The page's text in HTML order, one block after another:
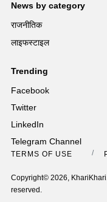
News by category
राजनीतिक
लाइफस्टाइल
Trending
Facebook
Twitter
LinkedIn
Telegram Channel
TERMS OF USE
Copyright© 2026,
reserved.